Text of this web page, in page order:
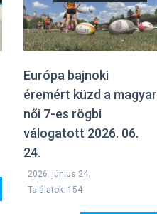
Európa bajnoki
éremért küzd a magyar
női 7-es rögbi
válogatott 2026. 06.
24.
2026. június 24.
Találatok: 154